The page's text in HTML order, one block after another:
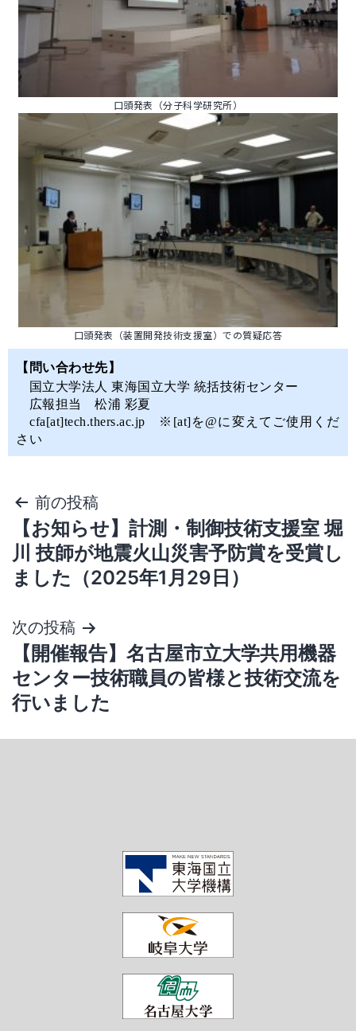
口頭発表（分子科学研究所）
口頭発表（装置開発技術支援室）での質疑応答
【問い合わせ先】
国立大学法人 東海国立大学 統括技術センター
広報担当 松浦 彩夏
cfa[at]tech.thers.ac.jp ※[at]を@に変えてご使用くだ
さい
前の投稿
【お知らせ】計測・制御技術支援室 堀
川 技師が地震火山災害予防賞を受賞し
ました（2025年1月29日）
次の投稿
【開催報告】名古屋市立大学共用機器
センター技術職員の皆様と技術交流を
行いました